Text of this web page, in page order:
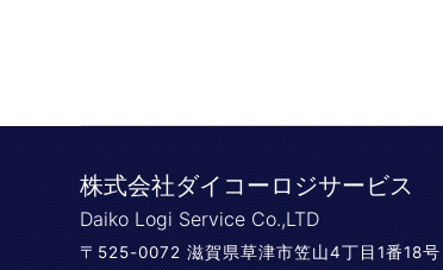
株式会社ダイコーロジサービス
Daiko Logi Service Co.,LTD
〒525-0072 滋賀県草津市笠山4丁目1番18号